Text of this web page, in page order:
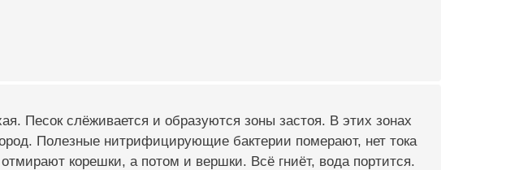
Песок слёживается и образуются зоны застоя. В этих зонах
Полезные нитрифицирующие бактерии померают, нет тока
корешки, а потом и вершки. Всё гниёт, вода портится.